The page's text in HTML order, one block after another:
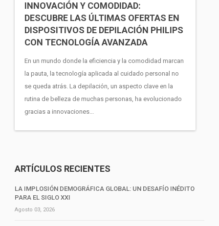
INNOVACIÓN Y COMODIDAD:
DESCUBRE LAS ÚLTIMAS OFERTAS EN
DISPOSITIVOS DE DEPILACIÓN PHILIPS
CON TECNOLOGÍA AVANZADA
En un mundo donde la eficiencia y la comodidad marcan
la pauta, la tecnología aplicada al cuidado personal no
se queda atrás. La depilación, un aspecto clave en la
rutina de belleza de muchas personas, ha evolucionado
gracias a innovaciones...
ARTÍCULOS RECIENTES
LA IMPLOSIÓN DEMOGRÁFICA GLOBAL: UN DESAFÍO INÉDITO
PARA EL SIGLO XXI
Agosto 03, 2026